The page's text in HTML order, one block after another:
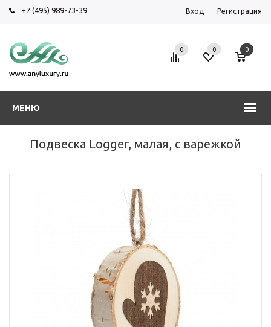
+7 (495) 989-73-39 Вход Регистрация
МЕНЮ
0 0 0
Подвеска Logger, малая, с варежкой